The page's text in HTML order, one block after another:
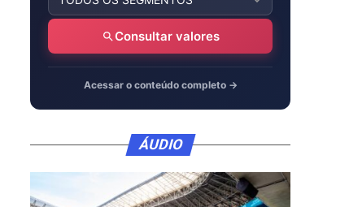
Consultar valores
Acessar o conteúdo completo →
ÁUDIO